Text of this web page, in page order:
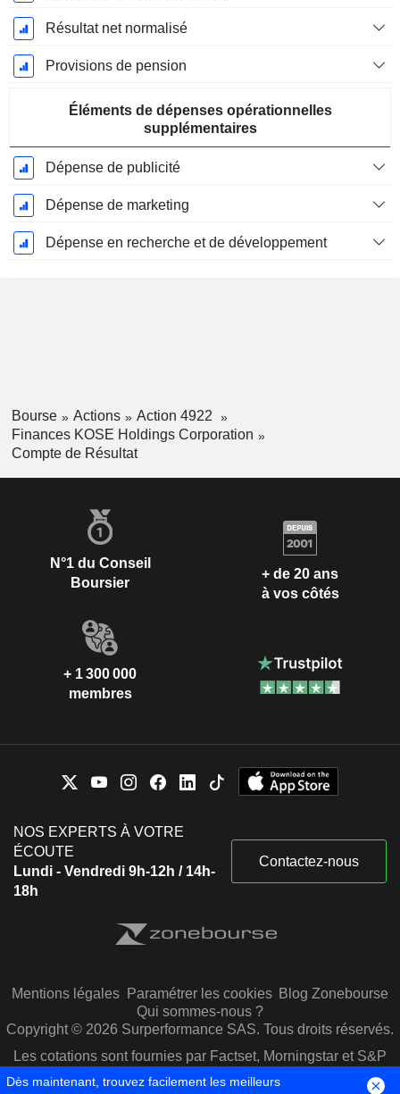
Résultat net normalisé
Provisions de pension
Éléments de dépenses opérationnelles
supplémentaires
Dépense de publicité
Dépense de marketing
Dépense en recherche et de développement
Bourse Actions
Action 4922
Finances KOSE Holdings Corporation
Compte de Résultat
N°1 du Conseil
Boursier
+ de 20 ans
à vos côtés
+ 1 300 000
membres
NOS EXPERTS À VOTRE
ÉCOUTE
Lundi - Vendredi 9h-12h / 14h-
18h
Contactez-nous
Mentions légales Paramétrer les cookies Blog Zonebourse
Qui sommes-nous ?
Copyright © 2026 Surperformance SAS. Tous droits réservés.
Les cotations sont fournies par Factset, Morningstar et S&P
Capital IQ
Dès maintenant, trouvez facilement les meilleurs